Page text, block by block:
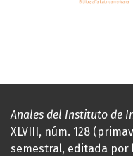
Anales del Instituto de
XLVIII, núm. 128
semestral, editada por